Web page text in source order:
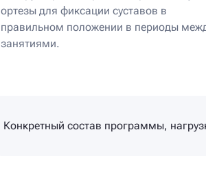
ортезы для фиксации суставов в
правильном положении в периоды
занятиями.
Конкретный состав программы,